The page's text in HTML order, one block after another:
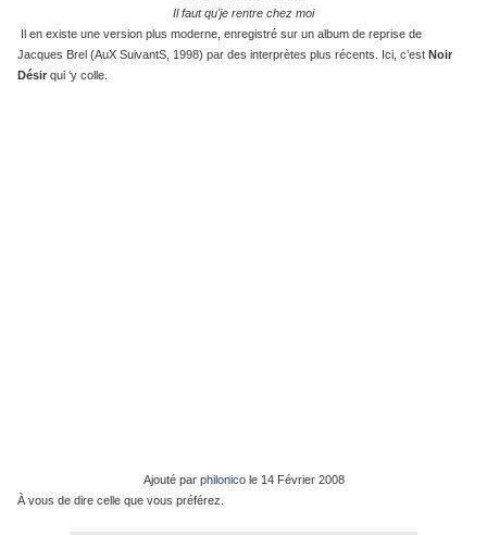
Il faut qu'je rentre chez moi
Il en existe une version plus moderne, enregistré sur un album de reprise de
Jacques Brel (AuX SuivantS, 1998) par des interprètes plus récents. Ici, c’est Noir
Désir qui ‘y colle.
Ajouté par philonicole 14 Février 2008
À vous de dire celle que vous préférez.